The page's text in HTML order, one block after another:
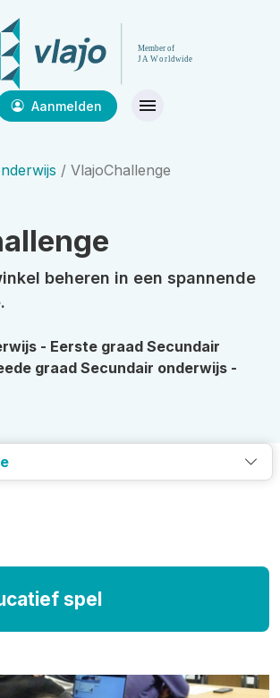
Aanmelden
/ VlajoChallenge
beheren in een spannende
- Eerste graad Secundair
graadSecundair onderwijs -
spel